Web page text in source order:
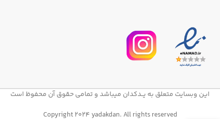
این وبسایت متعلق به یــدکدان میباشد و تمامی حقوق آن محفوظ است
Copyright 2024 yadakdan. All rights reserved